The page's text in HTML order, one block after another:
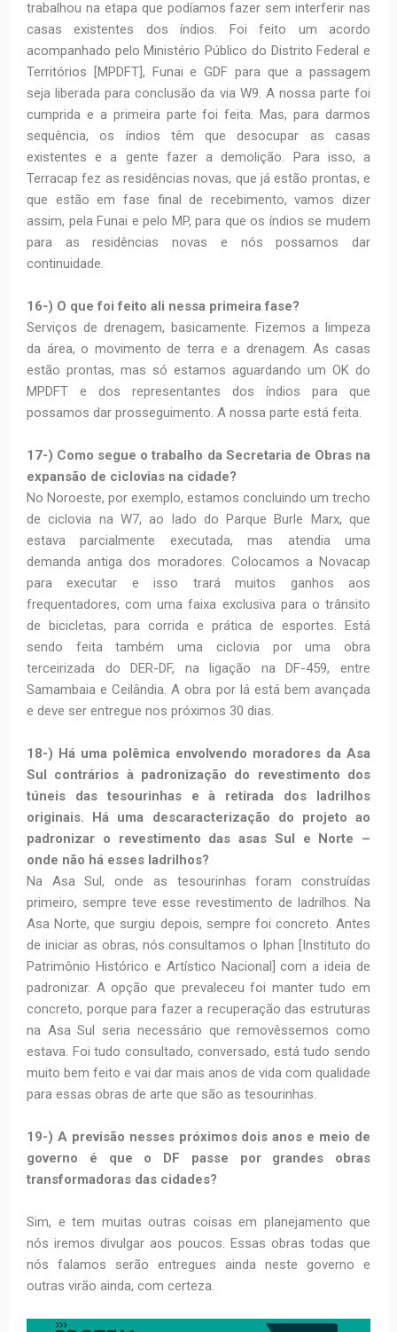
trabalhou na etapa que podíamos fazer sem interferir nas
casas existentes dos índios. Foi feito um acordo
acompanhado pelo Ministério Público do Distrito Federal e
Territórios [MPDFT], Funai e GDF para que a passagem
seja liberada para conclusão da via W9. A nossa parte foi
cumprida e a primeira parte foi feita. Mas, para darmos
sequência, os índios têm que desocupar as casas
existentes e a gente fazer a demolição. Para isso, a
Terracap fez as residências novas, que já estão prontas, e
que estão em fase final de recebimento, vamos dizer
assim, pela Funai e pelo MP, para que os índios se mudem
para as residências novas e nós possamos dar
continuidade.
16-) O que foi feito ali nessa primeira fase?
Serviços de drenagem, basicamente. Fizemos a limpeza
da área, o movimento de terra e a drenagem. As casas
estão prontas, mas só estamos aguardando um OK do
MPDFT e dos representantes dos índios para que
possamos dar prosseguimento. A nossa parte está feita.
17-) Como segue o trabalho da Secretaria de Obras na
expansão de ciclovias na cidade?
No Noroeste, por exemplo, estamos concluindo um trecho
de ciclovia na W7, ao lado do Parque Burle Marx, que
estava parcialmente executada, mas atendia uma
demanda antiga dos moradores. Colocamos a Novacap
para executar e isso trará muitos ganhos aos
frequentadores, com uma faixa exclusiva para o trânsito
de bicicletas, para corrida e prática de esportes. Está
sendo feita também uma ciclovia por uma obra
terceirizada do DER-DF, na ligação na DF-459, entre
Samambaia e Ceilândia. A obra por lá está bem avançada
e deve ser entregue nos próximos 30 dias.
18-) Há uma polêmica envolvendo moradores da Asa
Sul contrários à padronização do revestimento dos
túneis das tesourinhas e à retirada dos ladrilhos
originais. Há uma descaracterização do projeto ao
padronizar o revestimento das asas Sul e Norte –
onde não há esses ladrilhos?
Na Asa Sul, onde as tesourinhas foram construídas
primeiro, sempre teve esse revestimento de ladrilhos. Na
Asa Norte, que surgiu depois, sempre foi concreto. Antes
de iniciar as obras, nós consultamos o Iphan [Instituto do
Patrimônio Histórico e Artístico Nacional] com a ideia de
padronizar. A opção que prevaleceu foi manter tudo em
concreto, porque para fazer a recuperação das estruturas
na Asa Sul seria necessário que removêssemos como
estava. Foi tudo consultado, conversado, está tudo sendo
muito bem feito e vai dar mais anos de vida com qualidade
para essas obras de arte que são as tesourinhas.
19-) A previsão nesses próximos dois anos e meio de
governo é que o DF passe por grandes obras
transformadoras das cidades?
Sim, e tem muitas outras coisas em planejamento que
nós iremos divulgar aos poucos. Essas obras todas que
nós falamos serão entregues ainda neste governo e
outras virão ainda, com certeza.